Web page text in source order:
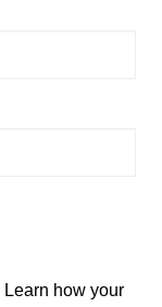
Learn how your